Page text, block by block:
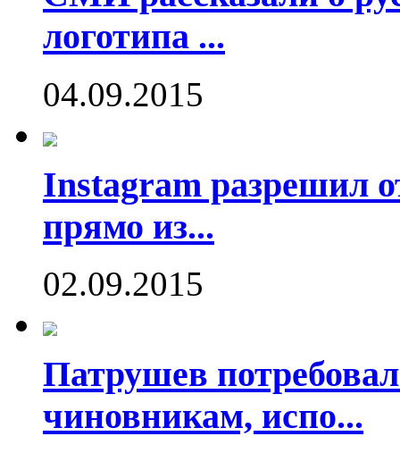
логотипа ...
04.09.2015
Instagram разрешил
прямо из...
02.09.2015
Патрушев
чиновникам, испо...